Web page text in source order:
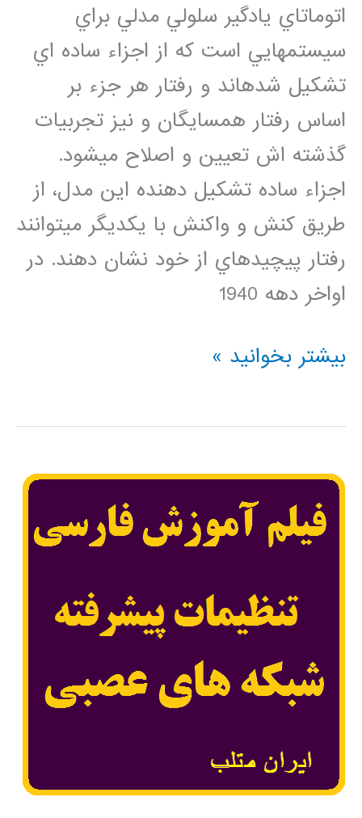
اتوماتاي يادگير سلولي مدلي براي
سيستمهايي است كه از اجزاء ساده اي
تشكيل شدهاند و رفتار هر جزء بر
اساس رفتار همسايگان و نيز تجربيات
گذشته اش تعيين و اصلاح ميشود.
اجزاء ساده تشكيل دهنده اين مدل، از
طريق كنش و واكنش با يكديگر ميتوانند
رفتار پيچيدهاي از خود نشان دهند. در
اواخر دهه 1940
دانلود
متلب
یادگیر
بیشتر بخوانید »